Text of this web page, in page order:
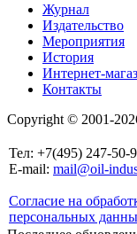
Журнал
Издательство
Мероприятия
История
Интернет-
Контакты
Copyright © 2001-
Тел: +7(495) 247-50-
E-mail: mail@oil-
Согласие на
персональных